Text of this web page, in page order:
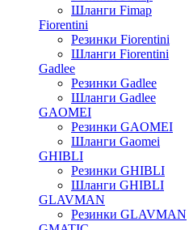
Шланги Fimap
Fiorentini
Резинки Fiorentini
Шланги Fiorentini
Gadlee
Резинки Gadlee
Шланги Gadlee
GAOMEI
Резинки GAOMEI
Шланги Gaomei
GHIBLI
Резинки GHIBLI
Шланги GHIBLI
GLAVMAN
Резинки GLAVMAN